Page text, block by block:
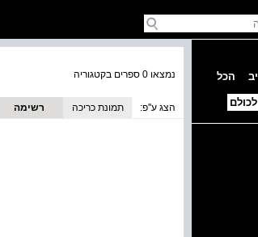
יב הכל
לכולם
נמצאו 0 ספרים בקטגוריה
הצג ע''פ: תמונת כריכה רשימה